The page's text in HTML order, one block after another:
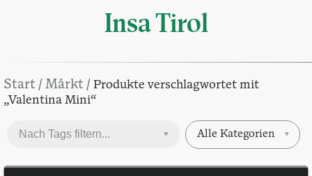
Insa Tirol
Start / Mårkt / Produkte verschlagwortet mit
„Valentina Mini“
▼ Alle Kategorien ▼